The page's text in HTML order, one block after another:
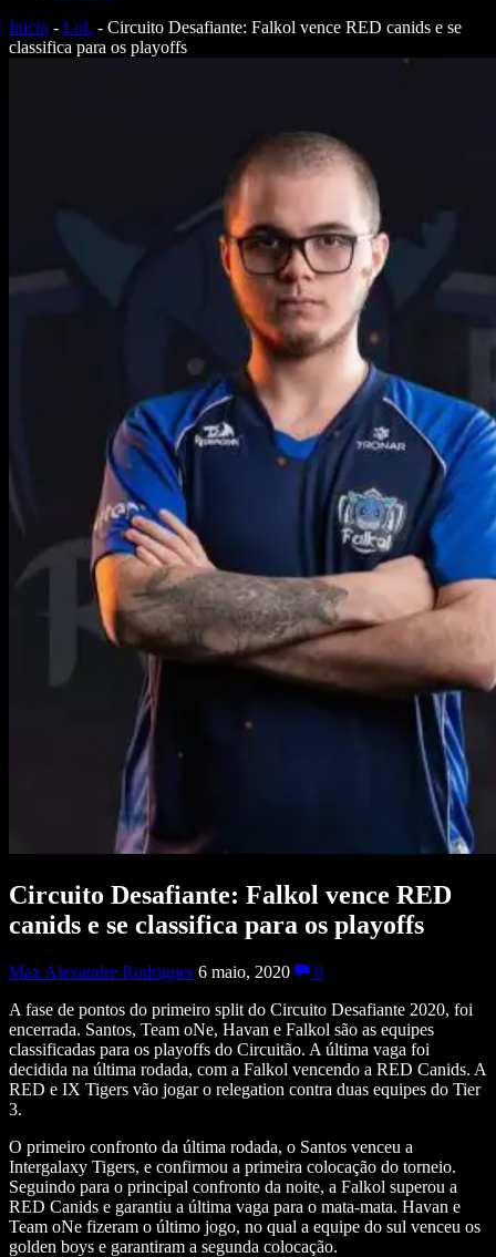
Início - LoL - Circuito Desafiante: Falkol vence RED canids e se
classifica para os playoffs
Circuito Desafiante: Falkol vence RED
canids e se classifica para os playoffs
Max Alexandre Rodrigues 6 maio, 2020
0
A fase de pontos do primeiro split do Circuito Desafiante 2020, foi
encerrada. Santos, Team oNe, Havan e Falkol são as equipes
classificadas para os playoffs do Circuitão. A última vaga foi
decidida na última rodada, com a Falkol vencendo a RED Canids. A
RED e IX Tigers vão jogar o relegation contra duas equipes do Tier
3.
O primeiro confronto da última rodada, o Santos venceu a
Intergalaxy Tigers, e confirmou a primeira colocação do torneio.
Seguindo para o principal confronto da noite, a Falkol superou a
RED Canids e garantiu a última vaga para o mata-mata. Havan e
Team oNe fizeram o último jogo, no qual a equipe do sul venceu os
golden boys e garantiram a segunda colocação.